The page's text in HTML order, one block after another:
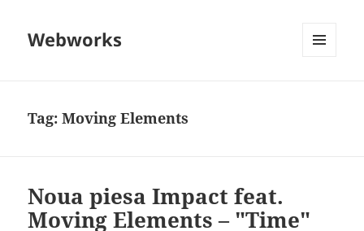
Webworks
Tag:Moving Elements
Noua piesa Impact feat.
Moving Elements – "Time"